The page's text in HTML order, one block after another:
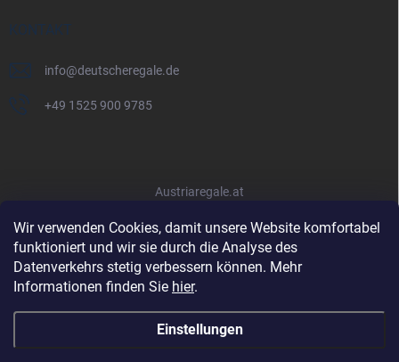
Wir verwenden Cookies, damit unsere Website komfortabel
funktioniert und wir sie durch die Analyse des
Datenverkehrs stetig verbessern können. Mehr
Informationen finden Sie hier.
Einstellungen
KONTAKT
info@deutscheregale.de
+49 1525 900 9785
Austriaregale.at